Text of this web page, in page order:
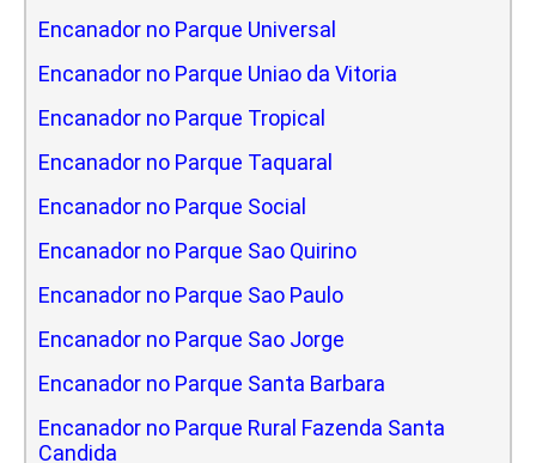
Encanador no Parque Universal
Encanador no Parque Uniao da Vitoria
Encanador no Parque Tropical
Encanador no Parque Taquaral
Encanador no Parque Social
Encanador no Parque Sao Quirino
Encanador no Parque Sao Paulo
Encanador no Parque Sao Jorge
Encanador no Parque Santa Barbara
Encanador no Parque Rural Fazenda Santa
Candida